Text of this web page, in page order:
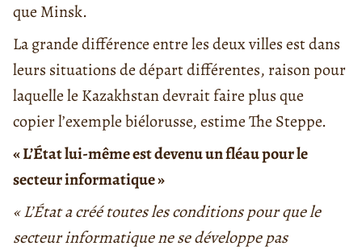
que Minsk.
La grande différence entre les deux villes est dans
leurs situations de départ différentes, raison pour
laquelle le Kazakhstan devrait faire plus que
copier l’exemple biélorusse, estime The Steppe.
« L’État lui-même est devenu un fléau pour le
secteur informatique »
« L’État a créé toutes les conditions pour que le
secteur informatique ne se développe pas